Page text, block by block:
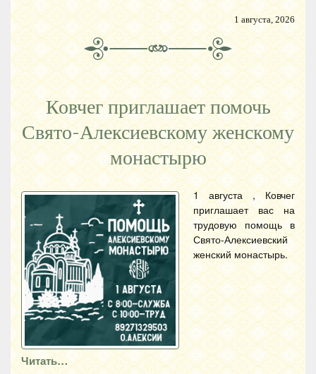
1 августа, 2026
Ковчег приглашает помочь
Свято-Алексиевскому женскому
монастырю
1 августа , Ковчег
приглашает вас на
трудовую помощь в
Свято-Алексиевский
женский монастырь.
Читать…